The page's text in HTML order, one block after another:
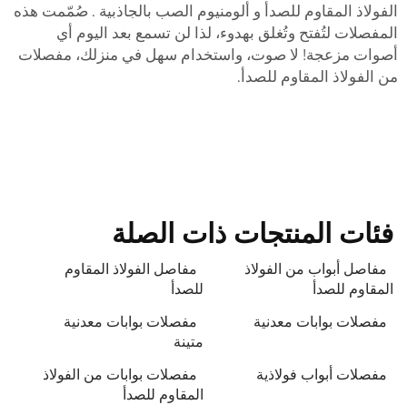
المقاوم للصدأ و ألومنيوم الصب بالجاذبية. صُمّمت هذه
لتُفتح وتُغلق بهدوء، لذا لن تسمع بعد اليوم أي
مزعجة! لا صوت، واستخدام سهل في منزلك، مفصلات
الفولاذ المقاوم للصدأ.
فئات المنتجات ذات الصلة
مفاصل أبواب من الفولاذ
المقاوم للصدأ
مفاصل الفولاذ المقاوم
للصدأ
مفصلات بوابات معدنية
مفصلات بوابات معدنية
متينة
مفصلات أبواب فولاذية
مفصلات بوابات من الفولاذ
المقاوم للصدأ